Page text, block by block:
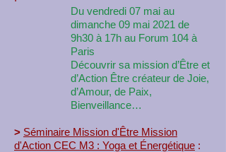
Du vendredi 07 mai au
dimanche 09 mai 2021 de
9h30 à 17h au Forum 104 à
Paris
Découvrir sa mission d’Être et
d’Action Être créateur de Joie,
d’Amour, de Paix,
Bienveillance…
> Séminaire Mission d'Être Mission
d'Action CEC M3 : Yoga et Énergétique :